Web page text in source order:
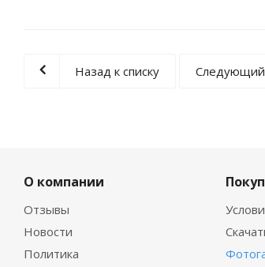
Назад к списку Следующий
О компании
Отзывы
Новости
Политика